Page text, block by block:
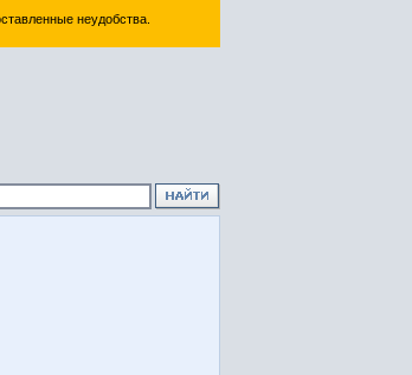
неудобства.